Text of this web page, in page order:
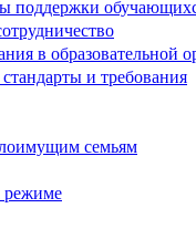
поддержки
в образовательной
и требования
семьям
режиме